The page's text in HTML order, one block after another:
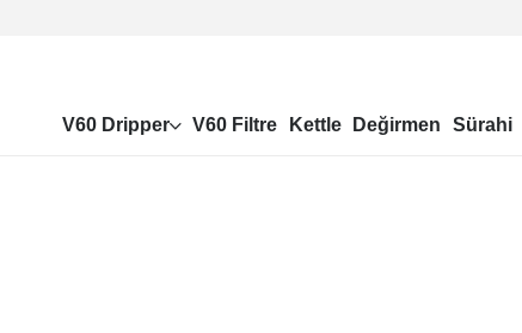
V60 Dripper V60 Filtre Kettle Değirmen Sürahi